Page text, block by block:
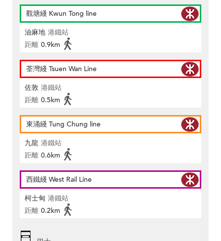
觀塘綫 Kwun Tong line
油麻地 港鐵站
距離 0.9km
荃灣綫 Tsuen Wan Line
佐敦 港鐵站
距離 0.5km
東涌綫 Tung Chung line
九龍 港鐵站
距離 0.6km
西鐵綫 West Rail Line
柯士甸 港鐵站
距離 0.2km